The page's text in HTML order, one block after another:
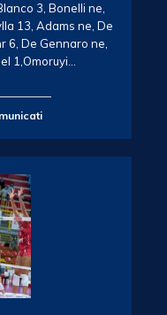
3, Bonelli ne,
13, Adams ne, De
6, De Gennaro ne,
1,Omoruyi…